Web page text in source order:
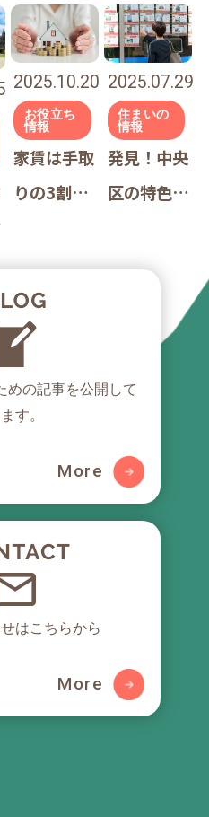
家、4つの
実例で見る
「契約の落
とし穴」｜
中央区専
門・不動産
銀座・日本
橋の指名買
いスイーツ
｜絶対に外
さない手土
産リスト｜
2025.10.20
お役立ち
情報
家賃は手取
りの3割で
2026年最
新・適正家
賃の正しい
計算法と手
取り別シミ
2025.07.29
住まいの
情報
発見！中央
区の特色別
ド ～賃貸
探し用家賃
めの記事を公開して
す。
More
はこちらから
More